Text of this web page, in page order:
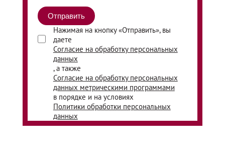
Нажимая на кнопку «Отправить», вы
даете
Согласие на обработку персональных
данных
, а также
Согласие на обработку персональных
данных метрическими программами
в порядке и на условиях
Политики обработки персональных
данных